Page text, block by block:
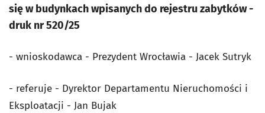
się w budynkach wpisanych do rejestru zabytków -
druk nr 520/25
- wnioskodawca - Prezydent Wrocławia - Jacek Sutryk
- referuje - Dyrektor Departamentu Nieruchomości i
Eksploatacji - Jan Bujak